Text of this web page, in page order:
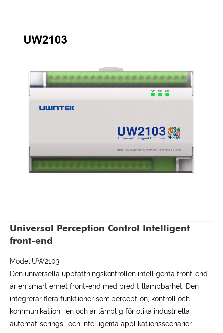
Universal Perception Control Intelligent
front-end
Model:UW2103
Den universella uppfattningskontrollen intelligenta front-end
är en smart enhet front-end med bred tillämpbarhet. Den
integrerar flera funktioner som perception, kontroll och
kommunikation i en och är lämplig för olika industriella
automatiserings- och intelligenta applikationsscenarier.